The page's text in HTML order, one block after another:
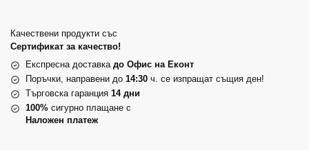
Качествени продукти със
Сертификат за качество!
Експресна доставка до Офис на Еконт
Поръчки, направени до 14:30 ч. се изпращат същия ден!
Търговска гаранция 14 дни
100% сигурно плащане с
Наложен платеж